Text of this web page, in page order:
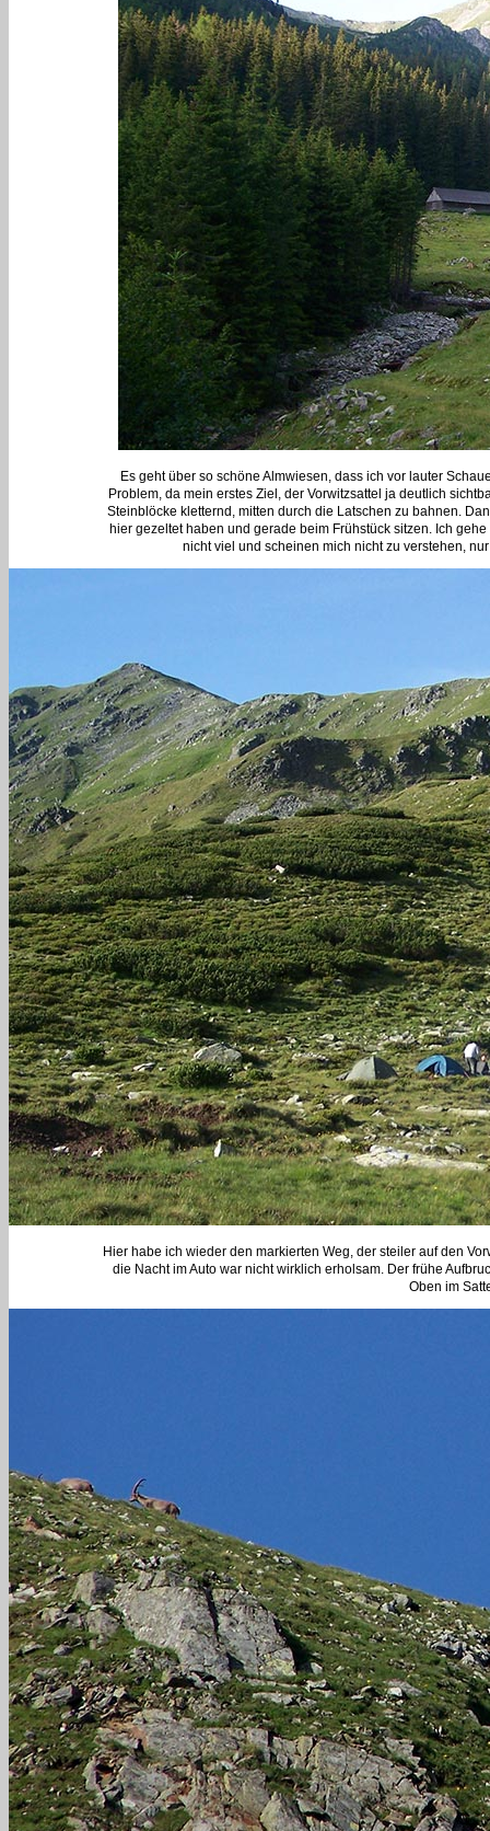
Es geht über so schöne Almwiesen, dass ich vor lauter
Problem, da mein erstes Ziel, der Vorwitzsattel ja deutlich
Steinblöcke kletternd, mitten durch die Latschen zu bahnen.
hier gezeltet haben und gerade beim Frühstück sitzen. Ich
nicht viel und scheinen mich nicht zu verstehen,
Hier habe ich wieder den markierten Weg, der steiler auf den
die Nacht im Auto war nicht wirklich erholsam. Der frühe
Oben im